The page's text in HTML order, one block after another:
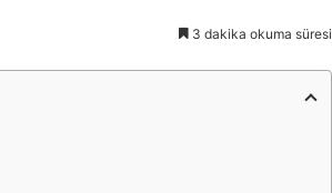
3 dakika okuma süresi